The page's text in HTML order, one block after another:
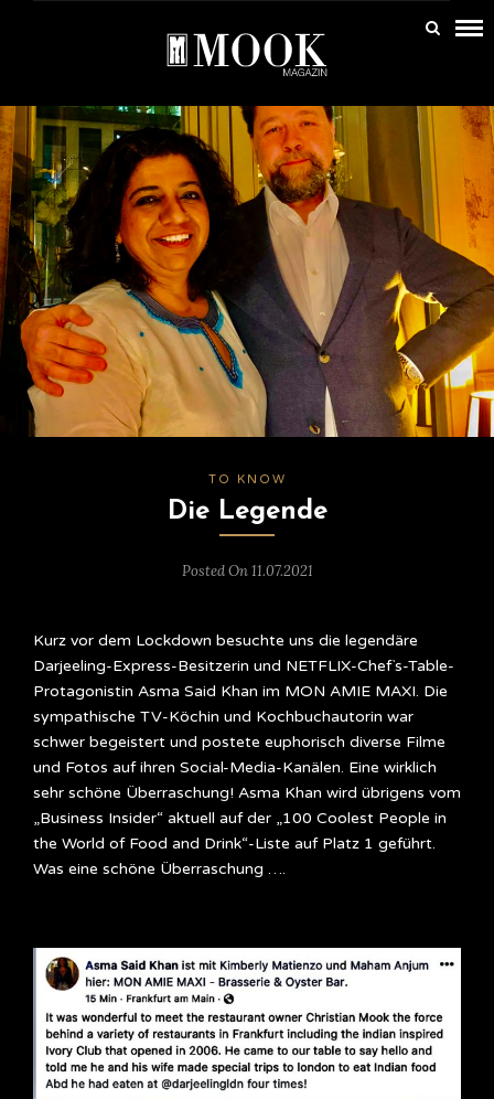
TO KNOW
Die Legende
Posted On 11.07.2021
Kurz vor dem Lockdown besuchte uns die legendäre
Darjeeling-Express-Besitzerin und NETFLIX-Chef`s-Table-
Protagonistin Asma Said Khan im MON AMIE MAXI. Die
sympathische TV-Köchin und Kochbuchautorin war
schwer begeistert und postete euphorisch diverse Filme
und Fotos auf ihren Social-Media-Kanälen. Eine wirklich
sehr schöne Überraschung! Asma Khan wird übrigens vom
„Business Insider“ aktuell auf der „100 Coolest People in
the World of Food and Drink“-Liste auf Platz 1 geführt.
Was eine schöne Überraschung ….